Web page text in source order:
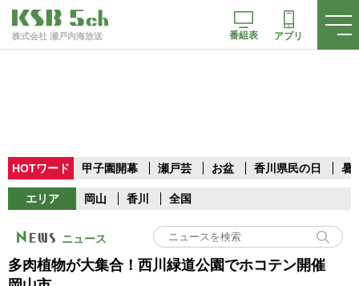
株式会社 瀬戸内海放送 番組表 アプリ
HOTワード 甲子園開幕 瀬戸芸 お盆 香川県民の日 暑
エリア 岡山 香川 全国
ニュース
多肉植物が大集合！西川緑道公園でホコテン開催